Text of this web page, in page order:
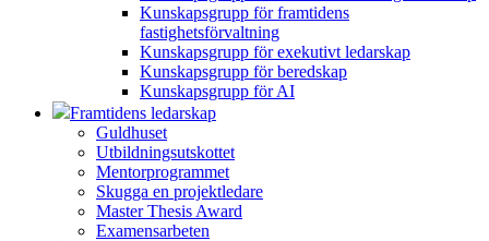
Kunskapsgrupp för framtidens
fastighetsförvaltning
Kunskapsgrupp för exekutivt ledarskap
Kunskapsgrupp för beredskap
Kunskapsgrupp för AI
Framtidens ledarskap
Guldhuset
Utbildningsutskottet
Mentorprogrammet
Skugga en projektledare
Master Thesis Award
Examensarbeten